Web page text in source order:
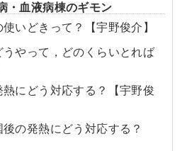
血液病棟のギモン
いどきって？【宇野俊介】
やって，どのくらいとれば
にどう対応する？【宇野俊
の発熱にどう対応する？